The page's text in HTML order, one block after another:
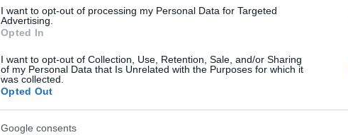
I want to opt-out of processing my Personal Data for Targeted
Advertising.
Opted In
I want to opt-out of Collection, Use, Retention, Sale, and/or Sharing
of my Personal Data that Is Unrelated with the Purposes for which it
was collected.
Opted Out
Google consents